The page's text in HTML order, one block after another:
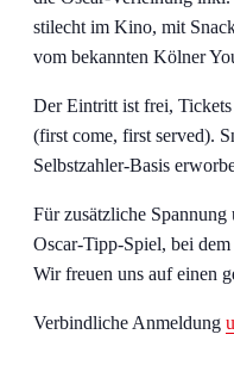
stilecht im Kino, mit
vom bekannten Kölner
Der Eintritt ist frei,
(first come, first served).
Selbstzahler-Basis
Für zusätzliche
Oscar-Tipp-Spiel, bei
Wir freuen uns auf einen
Verbindliche Anmeldung